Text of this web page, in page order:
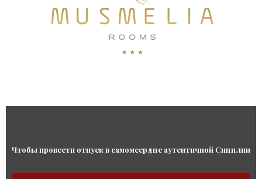
Чтобы провести отпуск в самомсердце аутентичной Сицилии